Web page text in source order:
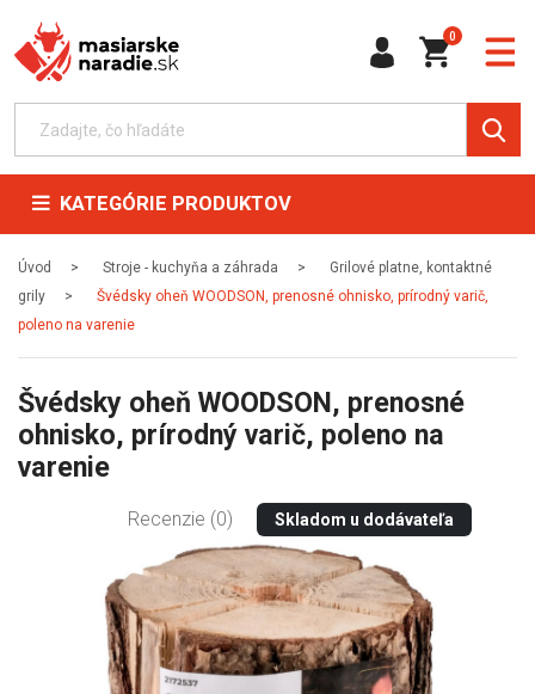
0
KATEGÓRIE PRODUKTOV
Úvod Stroje - kuchyňa a záhrada
Grilové platne, kontaktné
grily
Švédsky oheň WOODSON, prenosné ohnisko, prírodný varič,
poleno na varenie
Švédsky oheň WOODSON, prenosné
ohnisko, prírodný varič, poleno na
varenie
Recenzie (0) Skladom u dodávateľa